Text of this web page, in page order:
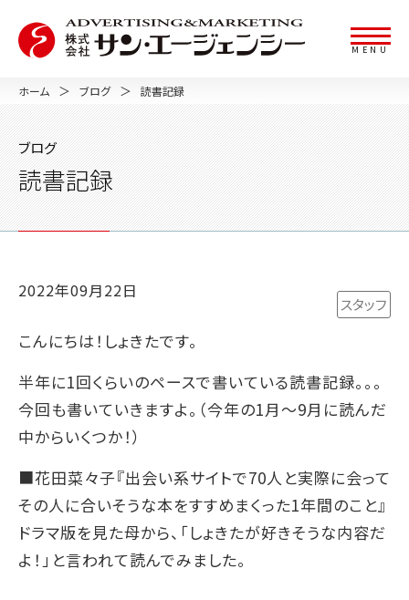
MENU
ホーム ブログ 読書記録
ブログ
読書記録
2022年09月22日
スタッフ
こんにちは！しょきたです。
半年に1回くらいのペースで書いている読書記録。。。
今回も書いていきますよ。（今年の1月～9月に読んだ
中からいくつか！）
■花田菜々子『出会い系サイトで70人と実際に会って
その人に合いそうな本をすすめまくった1年間のこと』
ドラマ版を見た母から、「しょきたが好きそうな内容だ
よ！」と言われて読んでみました。